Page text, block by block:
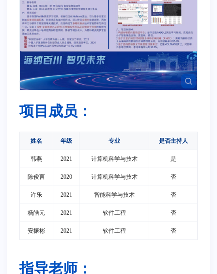
项目成员：
姓名 年级 专业 是否主持人
韩燕 2021 计算机科学与技术 是
陈俊言 2020 计算机科学与技术 否
许乐 2021 智能科学与技术 否
杨皓元 2021 软件工程 否
安振彬 2021 软件工程 否
指导老师：